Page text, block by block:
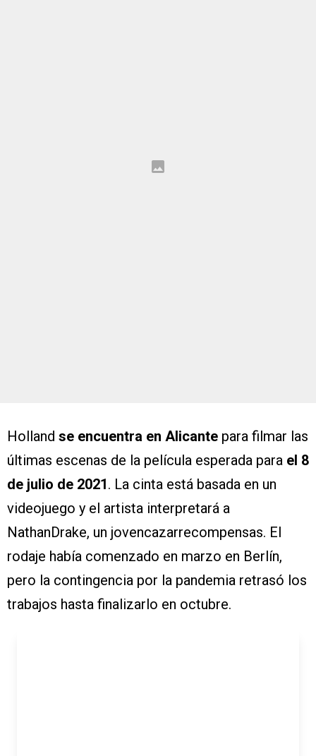
Holland se encuentra en Alicante para filmar las
últimas escenas de la película esperada para el 8
de julio de 2021. La cinta está basada en un
videojuego y el artista interpretará a
NathanDrake, un jovencazarrecompensas. El
rodaje había comenzado en marzo en Berlín,
pero la contingencia por la pandemia retrasó los
trabajos hasta finalizarlo en octubre.